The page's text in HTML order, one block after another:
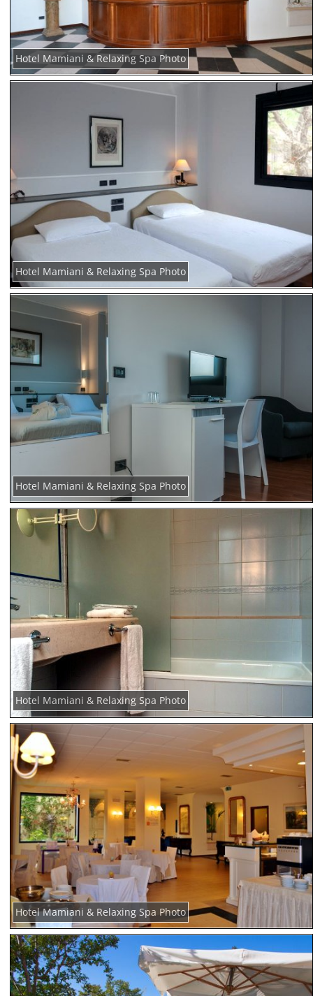
Hotel Mamiani & Relaxing Spa Photo
Hotel Mamiani & Relaxing Spa Photo
Hotel Mamiani & Relaxing Spa Photo
Hotel Mamiani & Relaxing Spa Photo
Hotel Mamiani & Relaxing Spa Photo